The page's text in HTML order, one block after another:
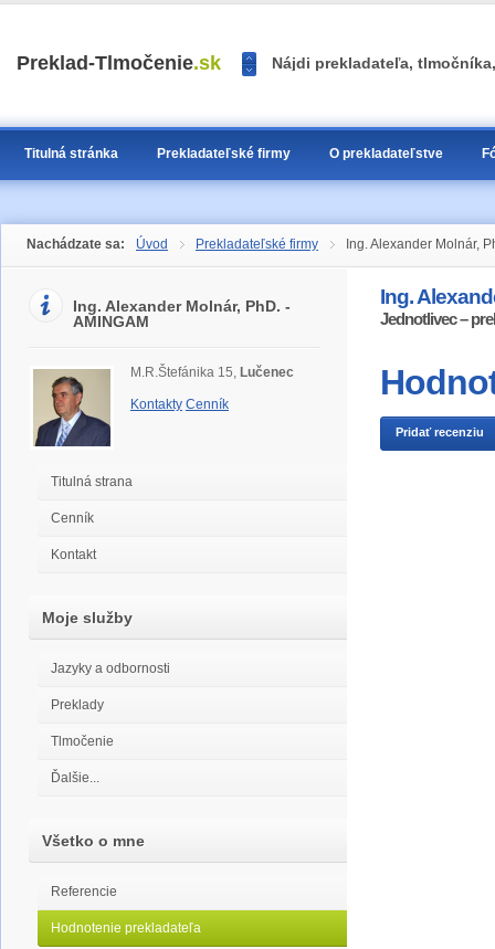
Preklad-Tlmočenie.sk Nájdi prekladateľa,
<<
>>
Titulná stránka Prekladateľské firmy O prekladateľstve
Nachádzate sa: Úvod Prekladateľské firmy Ing. Alexander Molnár,
Ing. Alexander Molnár, PhD. -
AMINGAM
M.R.Štefánika 15, Lučenec
Kontakty Cenník
Titulná strana
Cenník
Kontakt
Moje služby
Jazyky a odbornosti
Preklady
Tlmočenie
Ďalšie...
Všetko o mne
Referencie
Hodnotenie prekladateľa
Ing.
Jednotlivec –
Pridať recenziu